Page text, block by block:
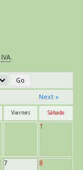
IVA
Next »
Viernes Sábado
1
7 8